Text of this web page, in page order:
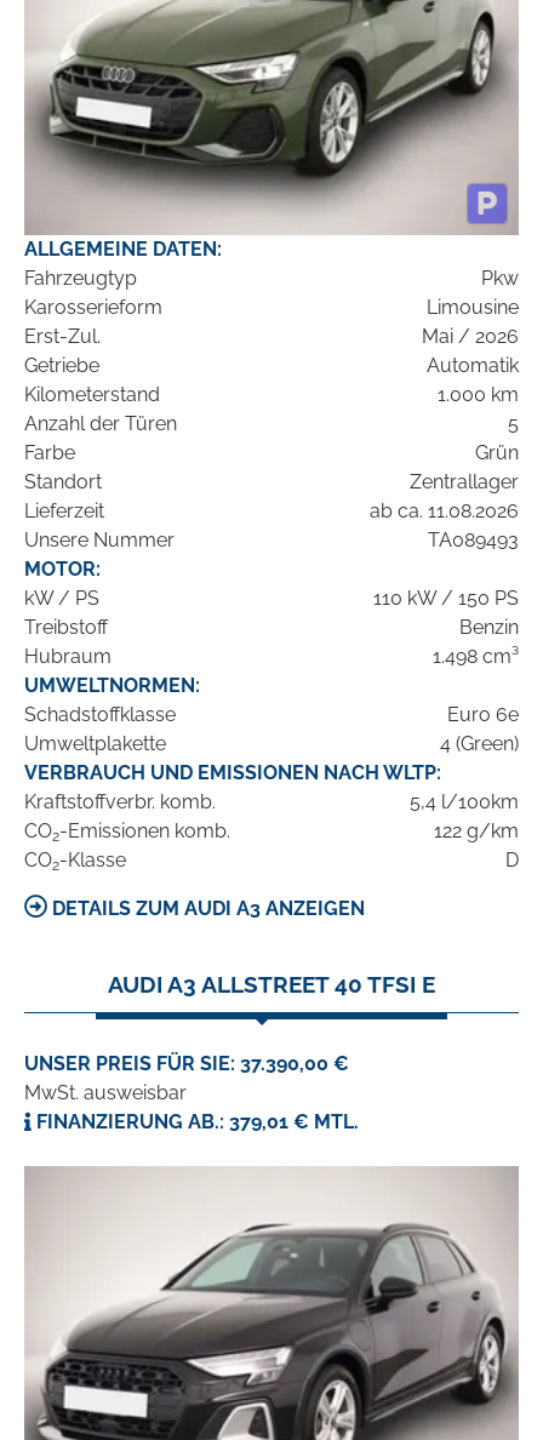
ALLGEMEINE DATEN:
Fahrzeugtyp
Pkw
Karosserieform
Limousine
Erst-Zul.
Mai / 2026
Getriebe
Automatik
Kilometerstand
1.000 km
Anzahl der Türen
5
Farbe
Grün
Standort
Zentrallager
Lieferzeit
ab ca. 11.08.2026
Unsere Nummer
TA089493
MOTOR:
kW / PS
110 kW / 150 PS
Treibstoff
Benzin
Hubraum
1.498 cm³
UMWELTNORMEN:
Schadstoffklasse
Euro 6e
Umweltplakette
4 (Green)
VERBRAUCH UND EMISSIONEN NACH WLTP:
Kraftstoffverbr. komb.
5,4 l/100km
CO2-Emissionen komb.
122 g/km
CO2-Klasse D
DETAILS ZUM AUDI A3 ANZEIGEN
AUDI A3 ALLSTREET 40 TFSI E
UNSER PREIS FÜR SIE: 37.390,00 €
MwSt. ausweisbar
FINANZIERUNG AB.: 379,01 € MTL.